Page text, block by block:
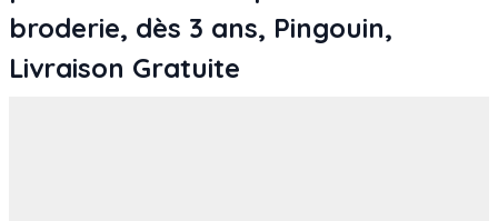
broderie, dès 3 ans, Pingouin,
Livraison Gratuite